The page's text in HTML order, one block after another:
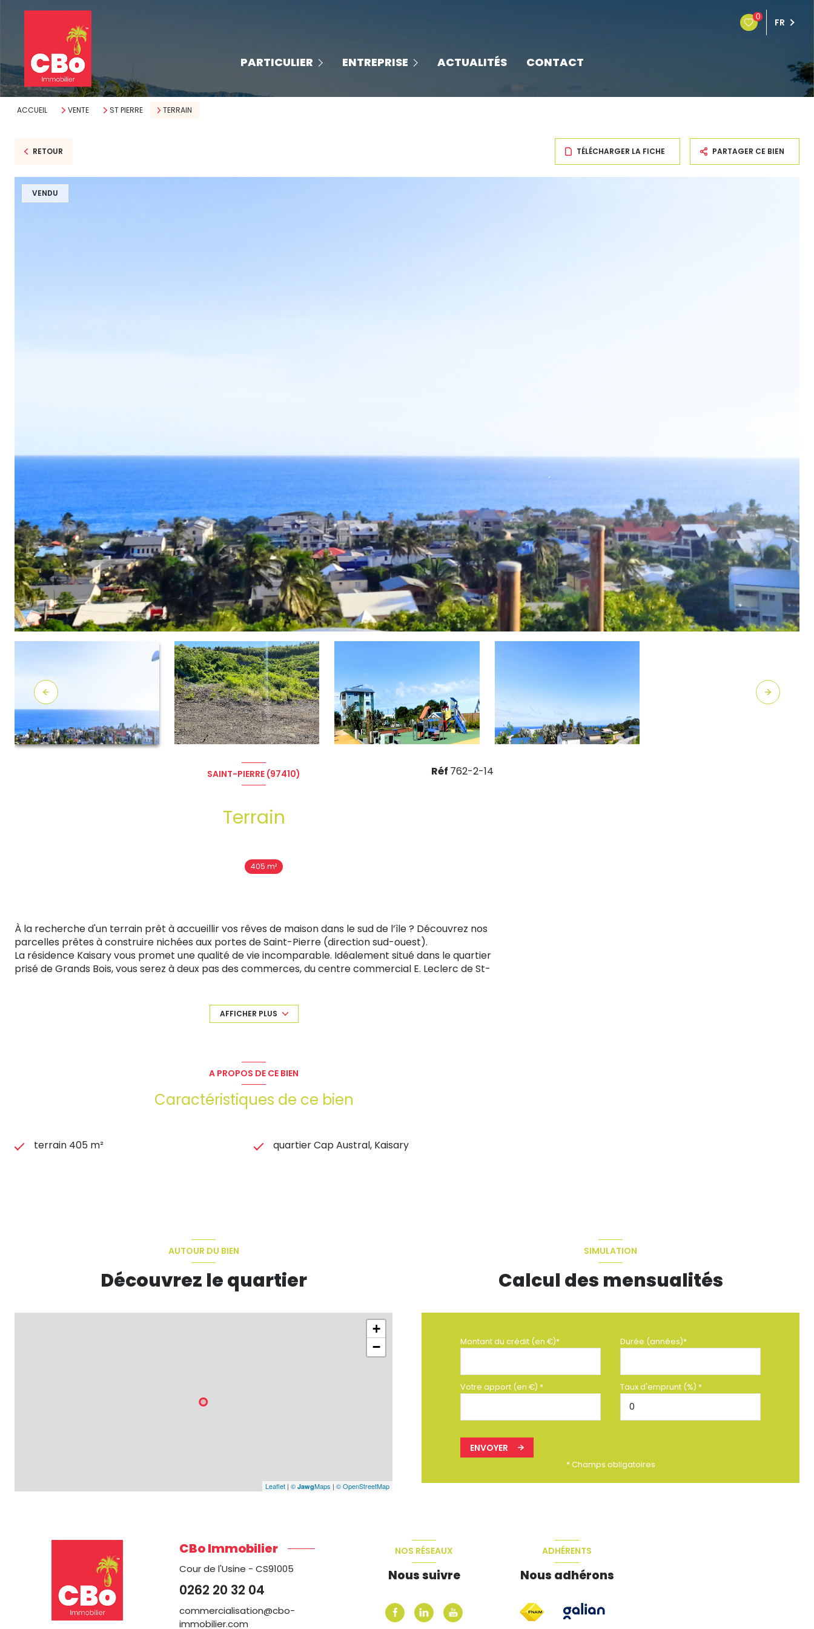
0 FR
PARTICULIER
neufs ENTREPRISE
nos espaces de coworking
ACTUALITÉS CONTACT
ACCUEIL VENTE ST PIERRE TERRAIN
RETOUR TÉLÉCHARGER LA FICHE PARTAGER CE BIEN
VENDU
SAINT-PIERRE (97410)
Terrain
405 m²
Réf 762-2-14
À la recherche d'un terrain prêt à accueillir vos rêves de maison dans le sud de l’île ? Découvrez nos
parcelles prêtes à construire nichées aux portes de Saint-Pierre (direction sud-ouest).
La résidence Kaisary vous promet une qualité de vie incomparable. Idéalement situé dans le quartier
prisé de Grands Bois, vous serez à deux pas des commerces, du centre commercial E. Leclerc de St-
Les informations sur les risques auxquels ce bien est exposé sont disponibles sur le site Géorisques :
AFFICHER PLUS
A PROPOS DE CE BIEN
Caractéristiques de ce bien
terrain 405 m² quartier Cap Austral, Kaisary
AUTOUR DU BIEN
Découvrez le quartier
+
−
Leaflet | © JawgMaps | © OpenStreetMap
SIMULATION
Calcul des mensualités
Montant du crédit (en €)* Durée (années)*
Votre apport (en €) * Taux d'emprunt (%) *
ENVOYER
* Champs obligatoires
CBo Immobilier
Cour de l'Usine - CS91005
0262 20 32 04
commercialisation@cbo-
immobilier.com
NOS RÉSEAUX
Nous suivre
ADHÉRENTS
Nous adhérons